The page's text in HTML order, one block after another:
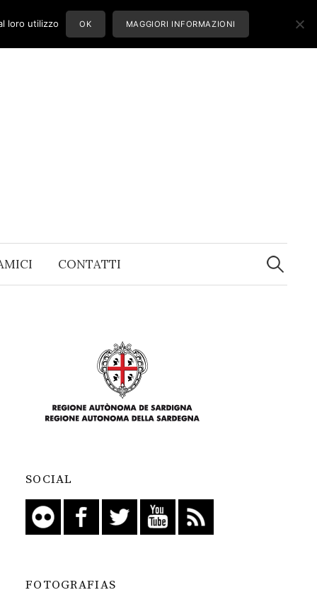
CONTATTI
Ricerca
per:
SOCIAL
FOTOGRAFIAS
loro utilizzo OK MAGGIORI INFORMAZIONI